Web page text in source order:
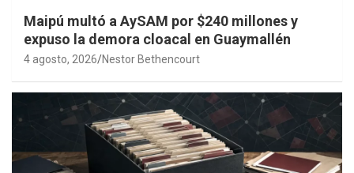
Maipú multó a AySAM por $240 millones y
expuso la demora cloacal en Guaymallén
4 agosto, 2026 Nestor Bethencourt